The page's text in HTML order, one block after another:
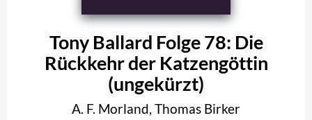
Tony Ballard Folge 78: Die
Rückkehr der Katzengöttin
(ungekürzt)
A. F. Morland, Thomas Birker